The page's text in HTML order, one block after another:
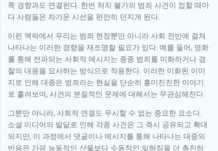
쪽 경향과도 연결된다. 한번 처치 불가의 범죄 사건이 접할 때마
다 사람들은 차가운 시선을 편안히 던지게 된다.
이런 맥락에서 우리는 범죄 현장뿐만 아니라 사회 전반에 걸쳐
나타나는 이러한 경향을 재조명할 필요가 있다. 예를 들어, 영화
를 통해 전파되는 사회적 메시지는 종종 범죄를 미화하거나 경
찰의 대응을 묘사하는 방식으로 작용한다. 이러한 미화된 이미
지로 인해 대중은 범죄라는 현실을 단순히 흥미진진한 이야기
로 흘려보며, 사건의 본질적인 문제에 대해서는 무관심해진다.
그뿐만 아니라, 사회적 연결도 무시할 수 없는 중요한 요소다.
소셜 미디어의 발달로 인해 각종 사건은 그 즉시 공유되고 확대
되지만, 이 과정에서 댓글이나 메시지를 통해 나타나는 대중의
반응은 가끔 능동적인 산물보다 수동적인 잊혀짐을 더 촉진하